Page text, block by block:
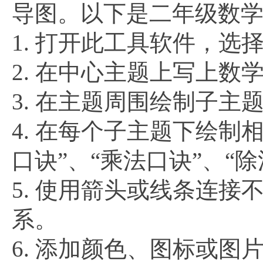
导图。以下是二年级数
1. 打开此工具软件，选
2. 在中心主题上写上数
3. 在主题周围绘制子主
4. 在每个子主题下绘制
口诀”、“乘法口诀”、“
5. 使用箭头或线条连接
系。
6. 添加颜色、图标或图